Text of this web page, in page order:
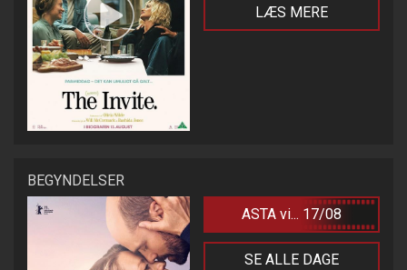
LÆS MERE
BEGYNDELSER
ASTA vi... 17/08
SE ALLE DAGE